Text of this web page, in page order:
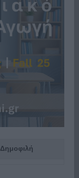
Δημοφιλή